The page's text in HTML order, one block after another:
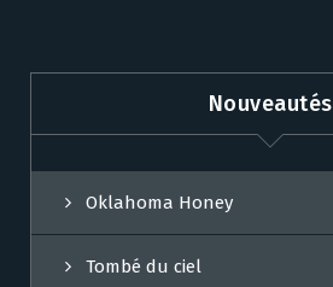
Nouveautés
Oklahoma Honey
Tombé du ciel